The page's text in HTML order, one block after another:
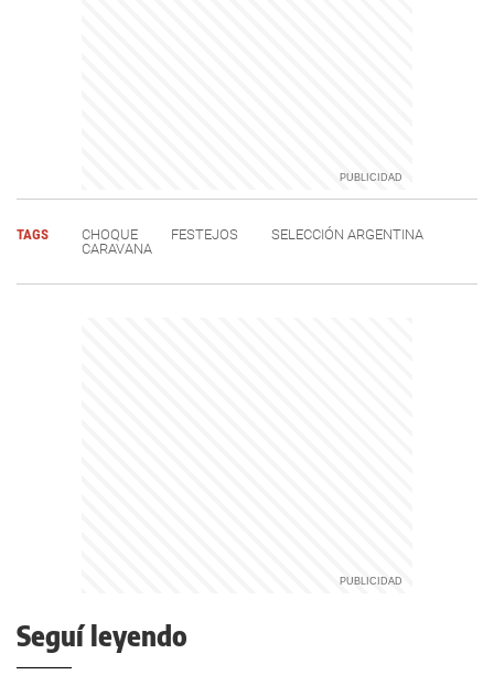
TAGS CHOQUE FESTEJOS
SELECCIÓN ARGENTINA
CARAVANA
Seguí leyendo